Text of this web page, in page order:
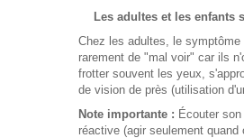
Les adultes et les enfants
Chez les adultes, le
rarement de "mal voir" car ils
frotter souvent les yeux,
de vision de près (utilisation
Note importante : Écouter
réactive (agir seulement